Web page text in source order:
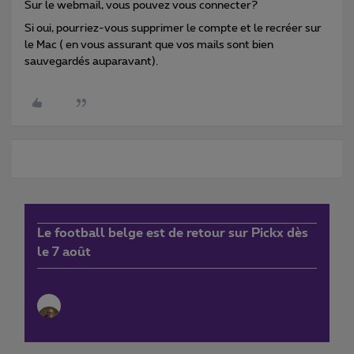
Sur le webmail, vous pouvez vous connecter?
Si oui, pourriez-vous supprimer le compte et le recréer sur
le Mac ( en vous assurant que vos mails sont bien
sauvegardés auparavant).
Le football belge est de retour sur Pickx dès
le 7 août